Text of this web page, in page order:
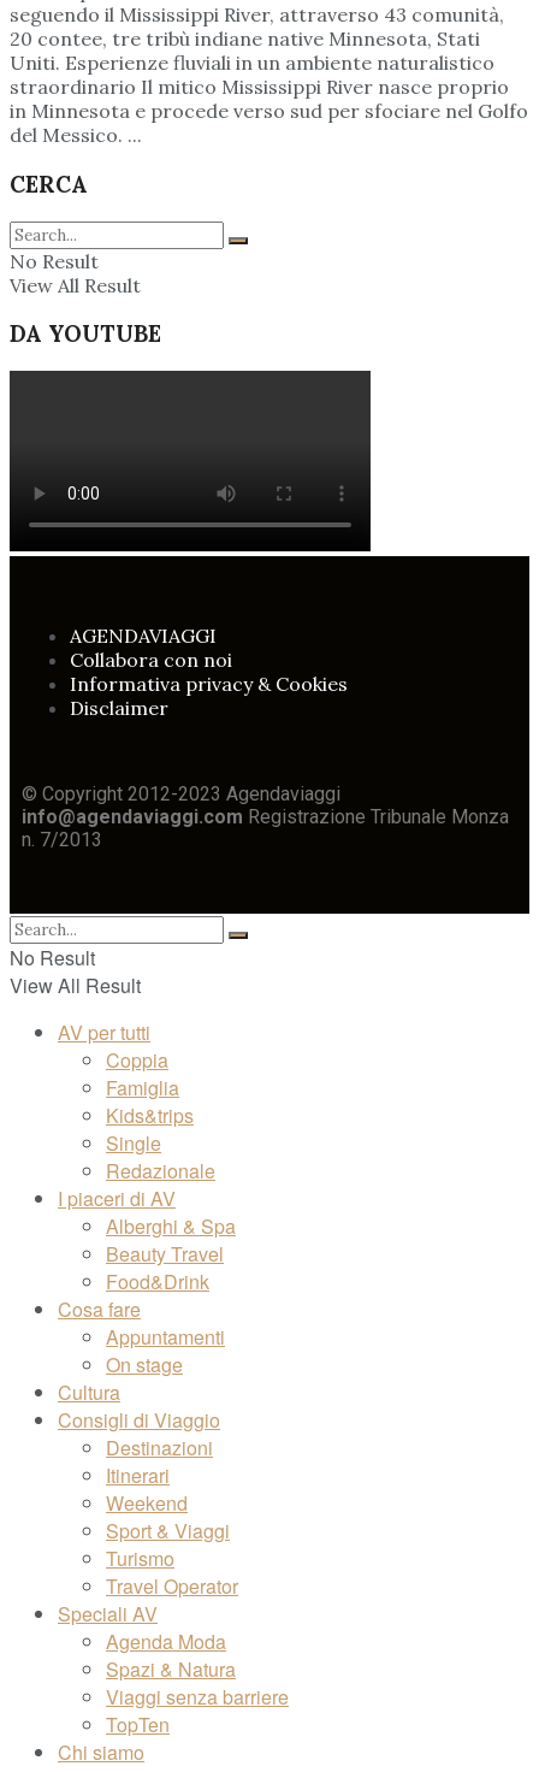
seguendo il Mississippi River, attraverso 43 comunità,
20 contee, tre tribù indiane native Minnesota, Stati
Uniti. Esperienze fluviali in un ambiente naturalistico
straordinario Il mitico Mississippi River nasce proprio
in Minnesota e procede verso sud per sfociare nel Golfo
del Messico. ...
CERCA
No Result
View All Result
DA YOUTUBE
AGENDAVIAGGI
Collabora con noi
Informativa privacy & Cookies
Disclaimer
© Copyright 2012-2023 Agendaviaggi
info@agendaviaggi.com Registrazione Tribunale Monza
n. 7/2013
No Result
View All Result
AV per tutti
Coppia
Famiglia
Kids&trips
Single
Redazionale
I piaceri di AV
Alberghi & Spa
Beauty Travel
Food&Drink
Cosa fare
Appuntamenti
On stage
Cultura
Consigli di Viaggio
Destinazioni
Itinerari
Weekend
Sport & Viaggi
Turismo
Travel Operator
Speciali AV
Agenda Moda
Spazi & Natura
Viaggi senza barriere
TopTen
Chi siamo